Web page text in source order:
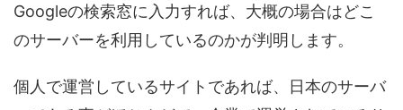
Googleの検索窓に入力すれば、大概の場合はどこ
のサーバーを利用しているのかが判明します。
個人で運営しているサイトであれば、日本のサーバ